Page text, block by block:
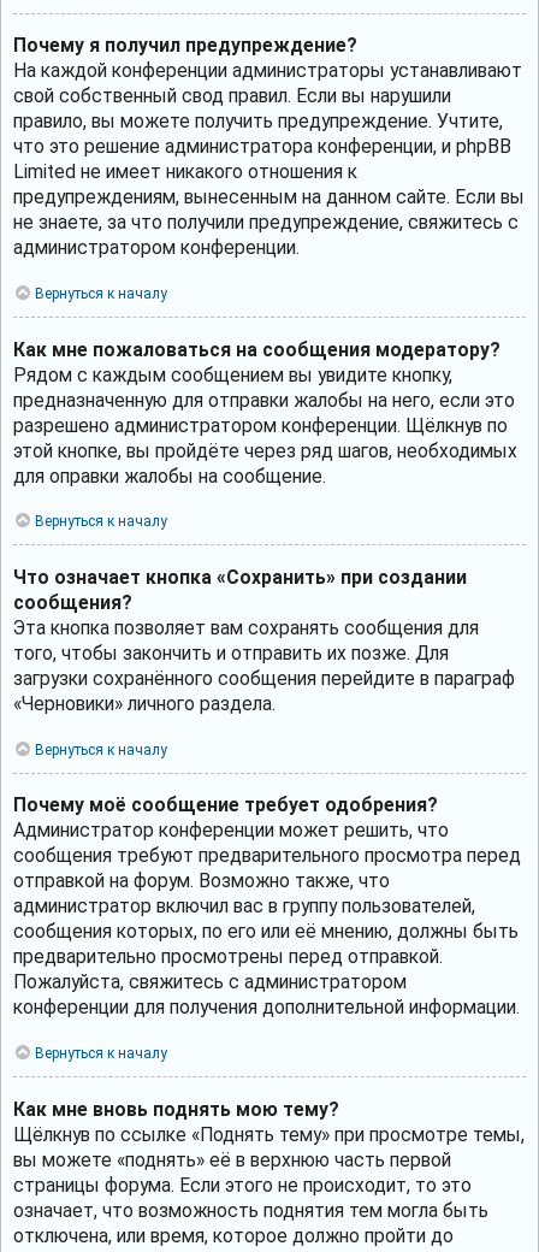
Почему я получил предупреждение?
На каждой конференции администраторы устанавливают
свой собственный свод правил. Если вы нарушили
правило, вы можете получить предупреждение. Учтите,
что это решение администратора конференции, и phpBB
Limited не имеет никакого отношения к
предупреждениям, вынесенным на данном сайте. Если вы
не знаете, за что получили предупреждение, свяжитесь с
администратором конференции.
Вернуться к началу
Как мне пожаловаться на сообщения модератору?
Рядом с каждым сообщением вы увидите кнопку,
предназначенную для отправки жалобы на него, если это
разрешено администратором конференции. Щёлкнув по
этой кнопке, вы пройдёте через ряд шагов, необходимых
для оправки жалобы на сообщение.
Вернуться к началу
Что означает кнопка «Сохранить» при создании
сообщения?
Эта кнопка позволяет вам сохранять сообщения для
того, чтобы закончить и отправить их позже. Для
загрузки сохранённого сообщения перейдите в параграф
«Черновики» личного раздела.
Вернуться к началу
Почему моё сообщение требует одобрения?
Администратор конференции может решить, что
сообщения требуют предварительного просмотра перед
отправкой на форум. Возможно также, что
администратор включил вас в группу пользователей,
сообщения которых, по его или её мнению, должны быть
предварительно просмотрены перед отправкой.
Пожалуйста, свяжитесь с администратором
конференции для получения дополнительной информации.
Вернуться к началу
Как мне вновь поднять мою тему?
Щёлкнув по ссылке «Поднять тему» при просмотре темы,
вы можете «поднять» её в верхнюю часть первой
страницы форума. Если этого не происходит, то это
означает, что возможность поднятия тем могла быть
отключена, или время, которое должно пройти до